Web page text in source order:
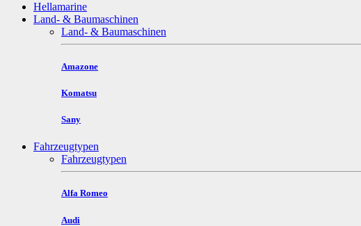
Hellamarine
Land- & Baumaschinen
Land- & Baumaschinen
Amazone
Komatsu
Sany
Fahrzeugtypen
Fahrzeugtypen
Alfa Romeo
Audi